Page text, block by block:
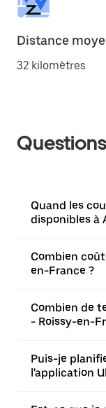
Distance
32 kilomètres
Quand les
disponibles à
Combien
en-France ?
Combien de
- Roissy-en-
Puis-je
l'application